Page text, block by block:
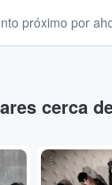
próximo por
cerca
...